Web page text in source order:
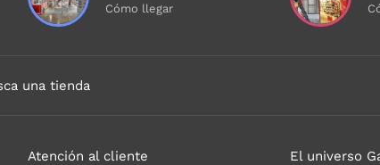
Cómo llegar
una tienda
Atención al cliente El universo